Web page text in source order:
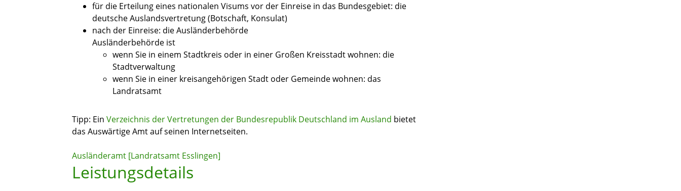
für die Erteilung eines nationalen Visums vor der Einreise in das Bundesgebiet: die
deutsche Auslandsvertretung (Botschaft, Konsulat)
nach der Einreise: die Ausländerbehörde
Ausländerbehörde ist
wenn Sie in einem Stadtkreis oder in einer Großen Kreisstadt wohnen: die
Stadtverwaltung
wenn Sie in einer kreisangehörigen Stadt oder Gemeinde wohnen: das
Landratsamt
Tipp: Ein Verzeichnis der Vertretungen der Bundesrepublik Deutschland im Ausland bietet
das Auswärtige Amt auf seinen Internetseiten.
Ausländeramt [Landratsamt Esslingen]
Leistungsdetails